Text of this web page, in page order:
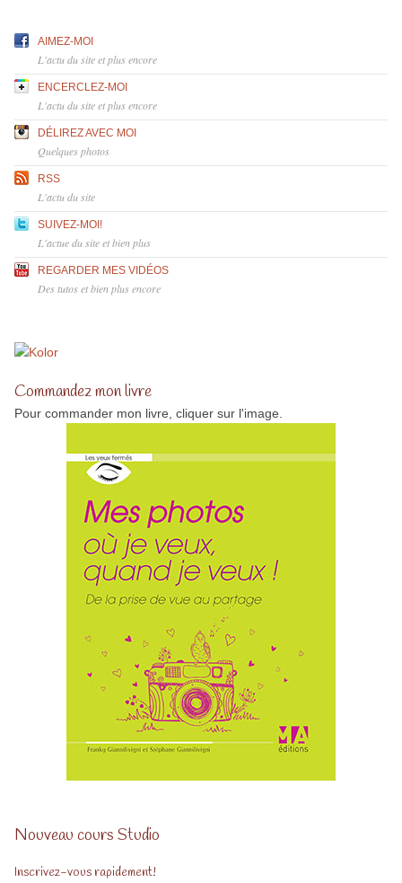
AIMEZ-MOI
L'actu du site et plus encore
ENCERCLEZ-MOI
L'actu du site et plus encore
DÉLIREZ AVEC MOI
Quelques photos
RSS
L'actu du site
SUIVEZ-MOI!
L'actue du site et bien plus
REGARDER MES VIDÉOS
Des tutos et bien plus encore
Commandez mon livre
Pour commander mon livre, cliquer sur l'image.
Nouveau cours Studio
Inscrivez-vous rapidement!